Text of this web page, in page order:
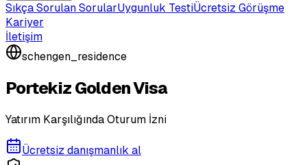
Sıkça Sorulan SorularUygunluk TestiÜcretsiz Görüşme
Kariyer
İletişim
schengen_residence
Portekiz Golden Visa
Yatırım Karşılığında Oturum İzni
Ücretsiz danışmanlık al